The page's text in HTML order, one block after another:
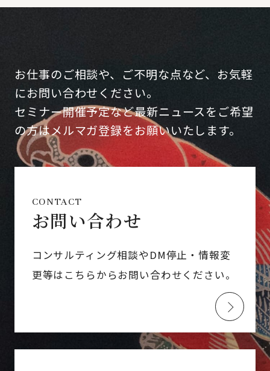
お仕事のご相談や、ご不明な点など、お気軽
にお問い合わせください。
セミナー開催予定など最新ニュースをご希望
の方はメルマガ登録をお願いいたします。
CONTACT
お問い合わせ
コンサルティング相談やDM停止・情報変
更等はこちらからお問い合わせください。